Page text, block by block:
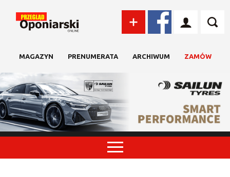
MAGAZYN PRENUMERATA ARCHIWUM ZAMÓW